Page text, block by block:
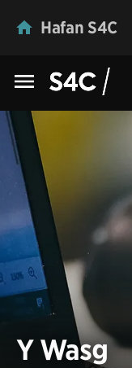
Hafan S4C
Y Wasg